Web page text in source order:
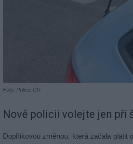
Foto: Policie ČR
Nově policii volejte jen při
Doplňkovou změnou, která začala platit